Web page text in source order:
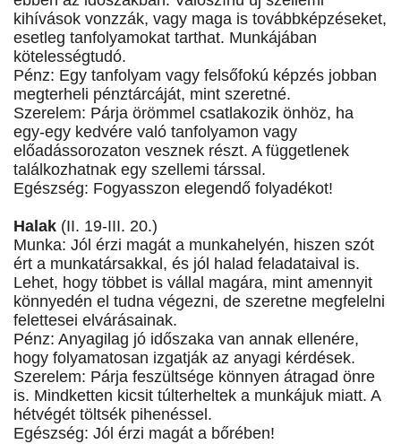
kihívások vonzzák, vagy maga is továbbképzéseket,
esetleg tanfolyamokat tarthat. Munkájában
kötelességtudó.
Pénz: Egy tanfolyam vagy felsőfokú képzés jobban
megterheli pénztárcáját, mint szeretné.
Szerelem: Párja örömmel csatlakozik önhöz, ha
egy-egy kedvére való tanfolyamon vagy
előadássorozaton vesznek részt. A függetlenek
találkozhatnak egy szellemi társsal.
Egészség: Fogyasszon elegendő folyadékot!
Halak (II. 19-III. 20.)
Munka: Jól érzi magát a munkahelyén, hiszen szót
ért a munkatársakkal, és jól halad feladataival is.
Lehet, hogy többet is vállal magára, mint amennyit
könnyedén el tudna végezni, de szeretne megfelelni
felettesei elvárásainak.
Pénz: Anyagilag jó időszaka van annak ellenére,
hogy folyamatosan izgatják az anyagi kérdések.
Szerelem: Párja feszültsége könnyen átragad önre
is. Mindketten kicsit túlterheltek a munkájuk miatt. A
hétvégét töltsék pihenéssel.
Egészség: Jól érzi magát a bőrében!